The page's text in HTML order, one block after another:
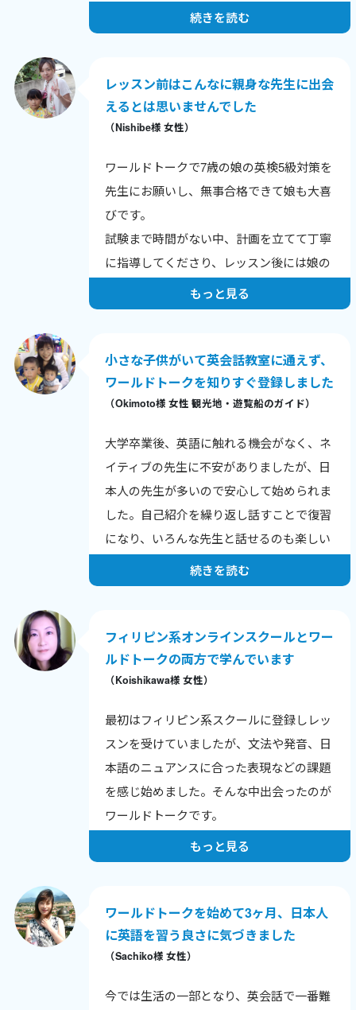
いらっしゃいました。
フレーズを一緒に考えてくれたり、チャッ
習にも役立ちます。
続きを読む
レッスン前はこんなに親身な先生に出会
えるとは思いませんでした
（Nishibe様 女性）
ワールドトークで7歳の娘の英検5級対策を
先生にお願いし、無事合格できて娘も大喜
びです。
試験まで時間がない中、計画を立てて丁寧
に指導してくださり、レッスン後には娘の
理解度をチェックし、私にも復習のポイン
トを具体的に教えてくれました。
伝わり、家庭学習もしやすかったです。
もっと見る
小さな子供がいて英会話教室に通えず、
ワールドトークを知りすぐ登録しました
（Okimoto様 女性 観光地・遊覧船のガイド）
大学卒業後、英語に触れる機会がなく、ネ
イティブの先生に不安がありましたが、日
本人の先生が多いので安心して始められま
した。自己紹介を繰り返し話すことで復習
になり、いろんな先生と話せるのも楽しい
特に子育て中でも外出せずに学べるオンラ
最近は主人にも「楽しそうだね」と言われ
ています。
続きを読む
フィリピン系オンラインスクールとワー
ルドトークの両方で学んでいます
（Koishikawa様 女性）
最初はフィリピン系スクールに登録しレッ
スンを受けていましたが、文法や発音、日
本語のニュアンスに合った表現などの課題
を感じ始めました。そんな中出会ったのが
ワールドトークです。
25分という短い時間で疑問が次々に解消さ
れ、日本人特有の間違いやすい表現や自然
産です。いつか先生のようになりたいとい
う夢を持ちながら、これからも頑張りま
す！
もっと見る
ワールドトークを始めて3ヶ月、日本人
に英語を習う良さに気づきました
（Sachiko様 女性）
今では生活の一部となり、英会話で一番難